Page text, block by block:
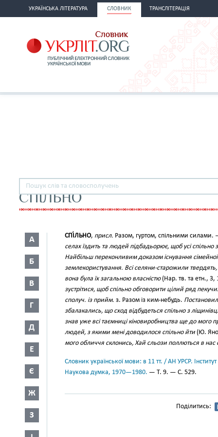
УКРАЇНСЬКА ЛІТЕРАТУРА СЛОВНИК ТРАНСЛІТЕРАЦІЯ
СПІЛЬНО
А
Б
В
Г
Д
Е
Є
Ж
З
СПІ́ЛЬНО, присл. Разом, гуртом, спільними
селах їздить та людей підбадьорює, щоб усі спільно
Найбільш переконливим доказом існування
землекористування. Всі селяни-старожили
вона була їх загальною власністю(Нар. тв. та етн., 3,
зустрітися, щоб спільно обговорити цілий ряд
сполуч. із прийм. з. Разом із ким-небудь.
збалакались, що сход відбудеться спільно з
знав уже всі таємниці кіновиробництва ще до мого
людей, з якими мені доводилося спільно йти (Ю.
мого обличчя склонись, Хай сльози поллються в нас
Словник української мови: в 11 тт. / АН УРСР.
Наукова думка, 1970—1980. — Т. 9. — С. 529.
Поділитись: